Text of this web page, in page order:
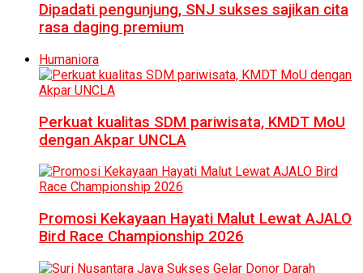
Dipadati pengunjung, SNJ sukses sajikan cita
rasa daging premium
Humaniora
Perkuat kualitas SDM pariwisata, KMDT MoU
dengan Akpar UNCLA
Promosi Kekayaan Hayati Malut Lewat AJALO
Bird Race Championship 2026